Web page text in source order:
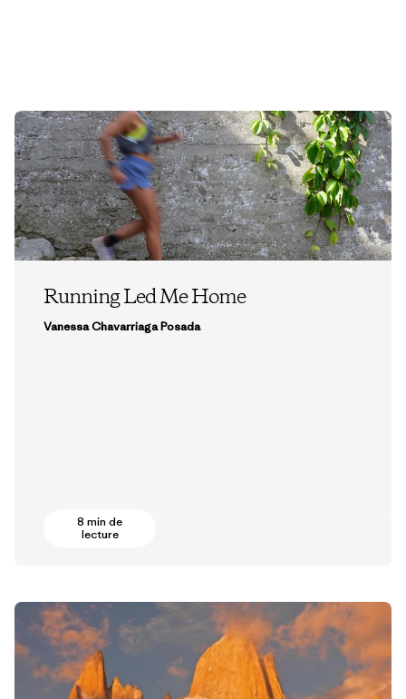
Running Led Me Home
Vanessa Chavarriaga Posada
8 min de
lecture